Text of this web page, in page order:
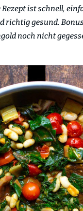
ist schnell,
richtig gesund.
noch nicht